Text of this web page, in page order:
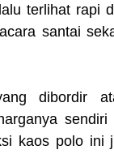
terlihat rapi
santai
dibordir
kaos polo ini